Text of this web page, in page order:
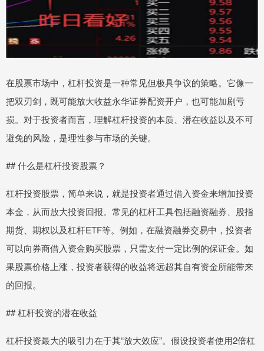
在股票市场中，杠杆投资是一种常见但极具争议的策略。它像一
把双刃剑，既可能放大收益永华证券配资开户，也可能加剧亏
损。对于投资者而言，理解杠杆投资的本质、潜在收益以及不可
避免的风险，是理性参与市场的关键。
## 什么是杠杆投资股票？
杠杆投资股票，简单来说，就是投资者通过借入资金来增加投资
本金，从而放大投资回报。常见的杠杆工具包括融资融券、股指
期货、期权以及杠杆ETF等。例如，在融资融券交易中，投资者
可以向券商借入资金购买股票，只需支付一定比例的保证金。如
果股票价格上涨，投资者获得的收益将远超其自有资金所能带来
的回报。
## 杠杆投资的潜在收益
杠杆投资最大的吸引力在于其“放大效应”。假设投资者使用2倍杠